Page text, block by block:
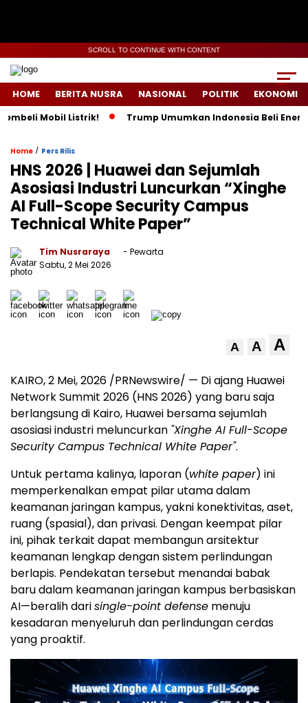
SCROLL TO CONTINUE WITH CONTENT
HOME BERITA NUSRA NASIONAL POLITIK EKONOMI
Mobil Listrik! Trump Umumkan Indonesia Beli Energi & 50
Home / Pers Rilis
HNS 2026 | Huawei dan Sejumlah
Asosiasi Industri Luncurkan “Xinghe
AI Full-Scope Security Campus
Technical White Paper”
Tim Nusraraya
- Pewarta
Sabtu, 2 Mei 2026
A A A
KAIRO, 2 Mei, 2026 /PRNewswire/ — Di ajang Huawei
Network Summit 2026 (HNS 2026) yang baru saja
berlangsung di Kairo, Huawei bersama sejumlah
asosiasi industri meluncurkan "Xinghe AI Full-Scope
Security Campus Technical White Paper".
Untuk pertama kalinya, laporan (white paper) ini
memperkenalkan empat pilar utama dalam
keamanan jaringan kampus, yakni konektivitas, aset,
ruang (spasial), dan privasi. Dengan keempat pilar
ini, pihak terkait dapat membangun arsitektur
keamanan lengkap dengan sistem perlindungan
berlapis. Pendekatan tersebut menandai babak
baru dalam keamanan jaringan kampus berbasiskan
AI—beralih darisingle-point defense menuju
kesadaran menyeluruh dan perlindungan cerdas
yang proaktif.